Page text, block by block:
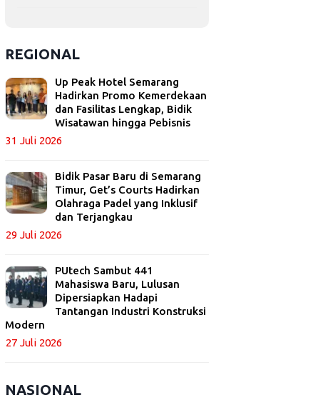
REGIONAL
Up Peak Hotel Semarang
Hadirkan Promo Kemerdekaan
dan Fasilitas Lengkap, Bidik
Wisatawan hingga Pebisnis
31 Juli 2026
Bidik Pasar Baru di Semarang
Timur, Get’s Courts Hadirkan
Olahraga Padel yang Inklusif
dan Terjangkau
29 Juli 2026
PUtech Sambut 441
Mahasiswa Baru, Lulusan
Dipersiapkan Hadapi
Tantangan Industri Konstruksi
Modern
27 Juli 2026
NASIONAL